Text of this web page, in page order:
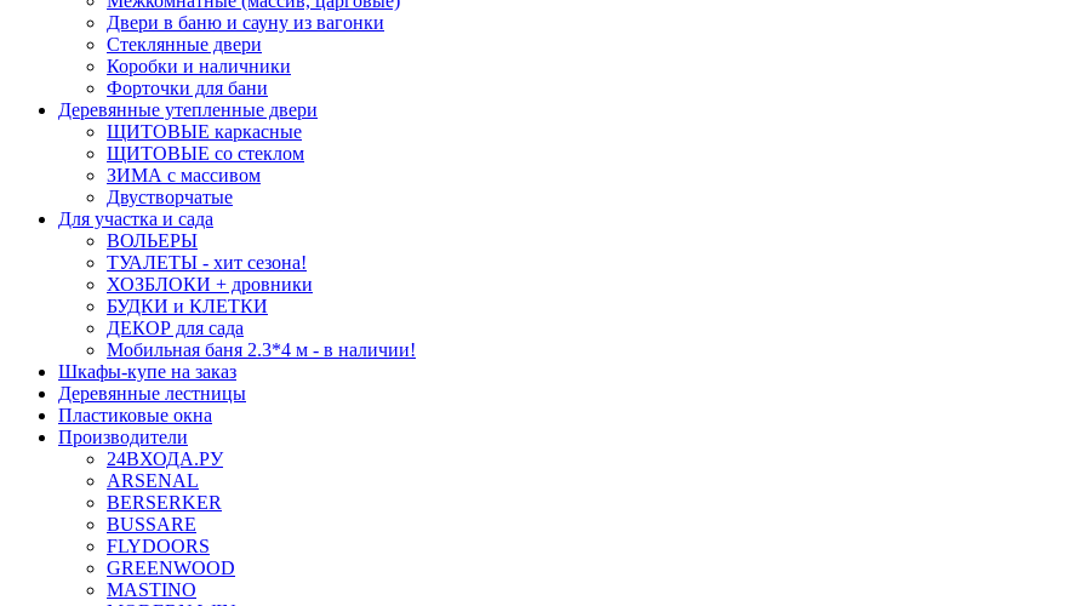
Двери в баню и сауну из вагонки
Стеклянные двери
Коробки и наличники
Форточки для бани
Деревянные утепленные двери
ЩИТОВЫЕ каркасные
ЩИТОВЫЕ со стеклом
ЗИМА с массивом
Двустворчатые
Для участка и сада
ВОЛЬЕРЫ
ТУАЛЕТЫ - хит сезона!
ХОЗБЛОКИ + дровники
БУДКИ и КЛЕТКИ
ДЕКОР для сада
Мобильная баня 2.3*4 м - в наличии!
Шкафы-купе на заказ
Деревянные лестницы
Пластиковые окна
Производители
24ВХОДА.РУ
ARSENAL
BERSERKER
BUSSARE
FLYDOORS
GREENWOOD
MASTINO